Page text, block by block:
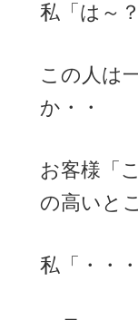
私「は～？
この人は
か・・
お客様「
の高いと
私「・・